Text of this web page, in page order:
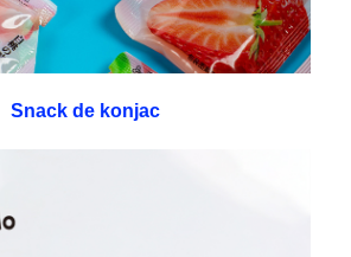
Snack de konjac